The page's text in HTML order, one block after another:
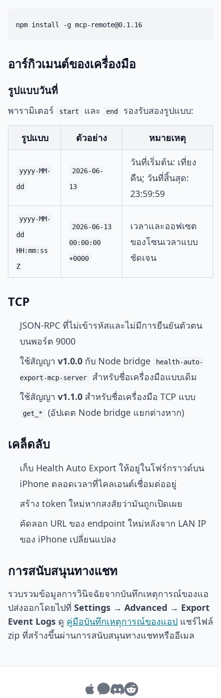
อาร์กิวเมนต์ของเครื่องมือ
รูปแบบวันที่
พารามิเตอร์ start และ end รองรับสองรูปแบบ:
รูปแบบ ตัวอย่าง หมายเหตุ
yyyy-MM-
dd
2026-06-
13
วันที่เริ่มต้น: เที่ยง
คืน; วันที่สิ้นสุด:
23:59:59
yyyy-MM-
dd
HH:mm:ss
Z
2026-06-13
00:00:00
+0000
เวลาและออฟเซต
ของโซนเวลาแบบ
ชัดเจน
TCP
JSON-RPC ที่ไม่เข้ารหัสและไม่มีการยืนยันตัวตน
บนพอร์ต 9000
ใช้สัญญา v1.0.0 กับ Node bridge
health-auto-
export-mcp-server
สำหรับชื่อเครื่องมือแบบเดิม
ใช้สัญญา v1.1.0 สำหรับชื่อเครื่องมือ TCP แบบ
get_* (อัปเดต Node bridge แยกต่างหาก)
เคล็ดลับ
เก็บ Health Auto Export ให้อยู่ในโฟร์กราวด์บน
iPhone ตลอดเวลาที่ไคลเอนต์เชื่อมต่ออยู่
สร้าง token ใหม่หากสงสัยว่ามันถูกเปิดเผย
คัดลอก URL ของ endpoint ใหม่หลังจาก LAN IP
ของ iPhone เปลี่ยนแปลง
การสนับสนุนทางแชท
รวบรวมข้อมูลการวินิจฉัยจากบันทึกเหตุการณ์ของแอ
ปส่งออกโดยไปที่ Settings → Advanced → Export
Event Logs ดู คู่มือบันทึกเหตุการณ์ของแอป แชร์ไฟล์
zip ที่สร้างขึ้นผ่านการสนับสนุนทางแชทหรืออีเมล